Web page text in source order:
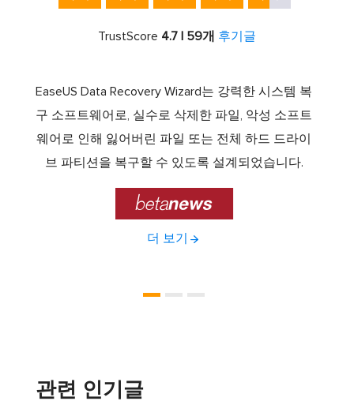
TrustScore 4.7 | 59개 후기글
EaseUS Data Recovery Wizard는 강력한 시스템 복
구 소프트웨어로, 실수로 삭제한 파일, 악성 소프트
웨어로 인해 잃어버린 파일 또는 전체 하드 드라이
브 파티션을 복구할 수 있도록 설계되었습니다.

더 보기
관련 인기글